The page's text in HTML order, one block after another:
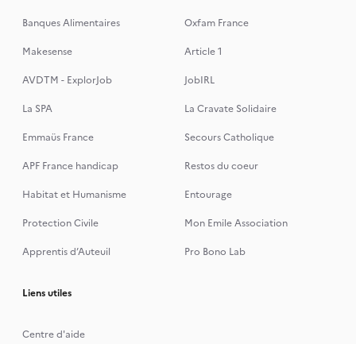
Banques Alimentaires
Oxfam France
Makesense
Article 1
AVDTM - ExplorJob
JobIRL
La SPA
La Cravate Solidaire
Emmaüs France
Secours Catholique
APF France handicap
Restos du coeur
Habitat et Humanisme
Entourage
Protection Civile
Mon Emile Association
Apprentis d’Auteuil
Pro Bono Lab
Liens utiles
Centre d'aide